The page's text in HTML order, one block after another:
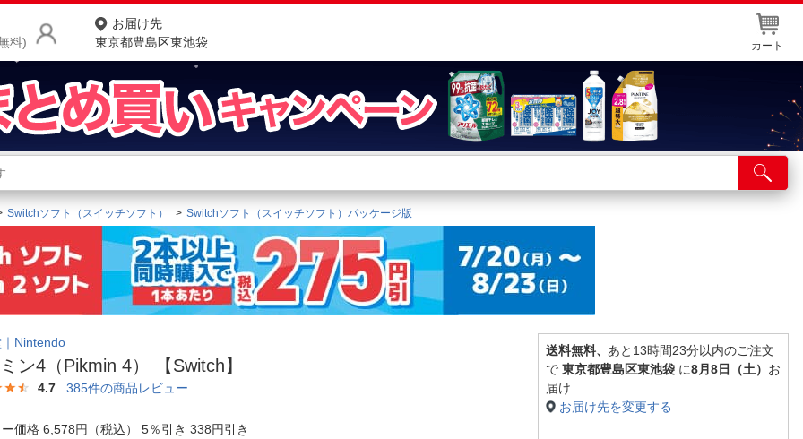
料)
お届け先
東京都豊島区東池袋
カート
商品をさがす
ランキングからさがす
カテゴリ一覧からさがす
ご利用ガイド
店舗サービス
ネット取り置き
店舗情報・店舗一覧
お取り寄せ品入荷状況照会
Switchソフト（スイッチソフト） Switchソフト（スイッチソフト）パッケージ版
Nintendo
ン4（Pikmin 4） 【Switch】
4.7 385件の商品レビュー
価格 6,578円（税込） 5％引き 338円引き
送料無料、 あと13時間23分以内のご注文
で 東京都豊島区東池袋 に8月8日（土） お
届け
お届け先を変更する